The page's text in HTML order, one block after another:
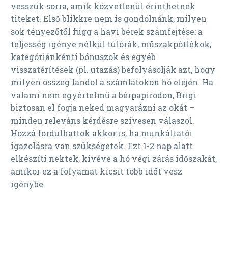
vesszük sorra, amik közvetlenül érinthetnek
titeket. Első blikkre nem is gondolnánk, milyen
sok tényezőtől függ a havi bérek számfejtése: a
teljesség igénye nélkül túlórák, műszakpótlékok,
kategóriánkénti bónuszok és egyéb
visszatérítések (pl. utazás) befolyásolják azt, hogy
milyen összeg landol a számlátokon hó elején. Ha
valami nem egyértelmű a bérpapírodon, Brigi
biztosan el fogja neked magyarázni az okát –
minden releváns kérdésre szívesen válaszol.
Hozzá fordulhattok akkor is, ha munkáltatói
igazolásra van szükségetek. Ezt 1-2 nap alatt
elkészíti nektek, kivéve a hó végi zárás időszakát,
amikor ez a folyamat kicsit több időt vesz
igénybe.